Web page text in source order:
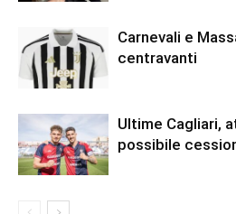
Carnevali e
centravanti
Ultime Cagliari,
possibile